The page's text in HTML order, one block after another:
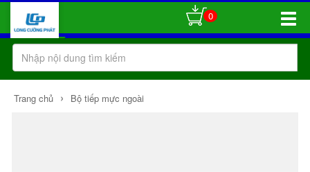
Toggle
0
Trang chủ › Bộ tiếp mực ngoài